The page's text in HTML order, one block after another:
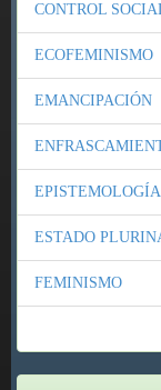
CONTROL
ECOFEMINISMO
EMANCIPACIÓN
EPISTEMOLOGÍA
ESTADO
FEMINISMO